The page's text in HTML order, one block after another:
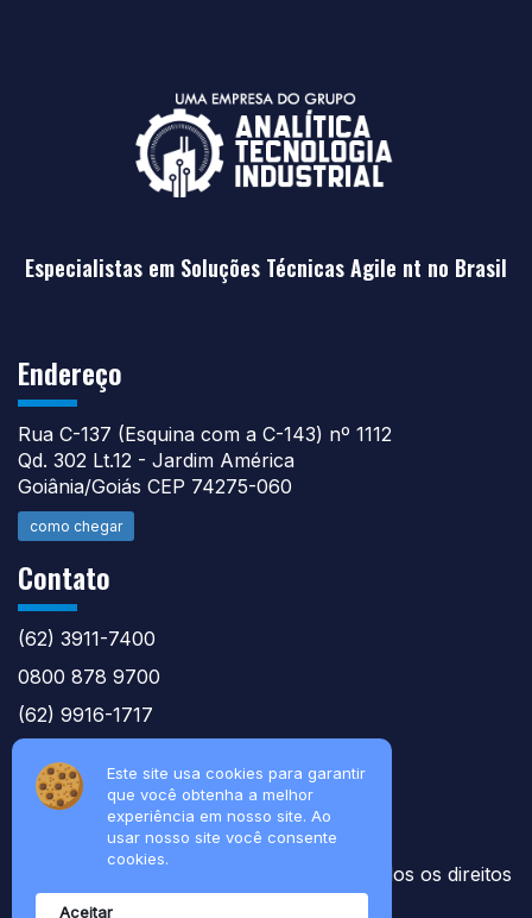
Este site usa cookies para garantir
que você obtenha a melhor
experiência em nosso site. Ao
usar nosso site você consente
cookies.
Aceitar
Especialistas em Soluções Técnicas Agile nt no Brasil
Endereço
Rua C-137 (Esquina com a C-143) nº 1112
Qd. 302 Lt.12 - Jardim América
Goiânia/Goiás CEP 74275-060
como chegar
Contato
(62) 3911-7400
0800 878 9700
(62) 9916-1717
© 2026 Soluções Técnicas Agile nt - Todos os direitos
reservados